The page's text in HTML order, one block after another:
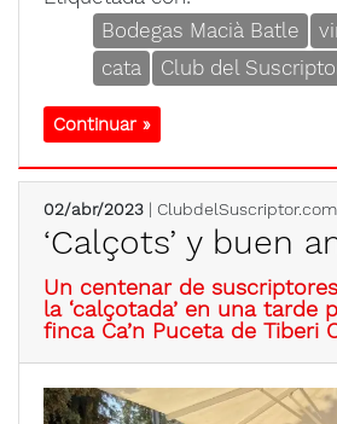
Bodegas Macià Batle
cata
Club del
Continuar »
02/abr/2023 | ClubdelSuscriptor.com
‘Calçots’ y buen
Un centenar de
la ‘calçotada’ en una tarde
finca Ca’n Puceta de Tiberi